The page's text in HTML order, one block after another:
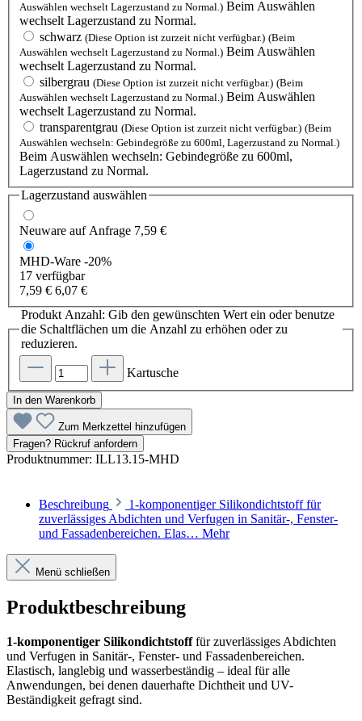
Auswählen wechselt Lagerzustand zu Normal.) Beim Auswählen
wechselt Lagerzustand zu Normal.
schwarz (Diese Option ist zurzeit nicht verfügbar.) (Beim
Auswählen wechselt Lagerzustand zu Normal.) Beim Auswählen
wechselt Lagerzustand zu Normal.
silbergrau (Diese Option ist zurzeit nicht verfügbar.) (Beim
Auswählen wechselt Lagerzustand zu Normal.) Beim Auswählen
wechselt Lagerzustand zu Normal.
transparentgrau (Diese Option ist zurzeit nicht verfügbar.) (Beim
Auswählen wechseln: Gebindegröße zu 600ml, Lagerzustand zu Normal.)
Beim Auswählen wechseln: Gebindegröße zu 600ml,
Lagerzustand zu Normal.
Lagerzustand auswählen
Neuware auf Anfrage 7,59 €
MHD-Ware -20%
17 verfügbar
7,59 € 6,07 €
Produkt Anzahl: Gib den gewünschten Wert ein oder benutze
die Schaltflächen um die Anzahl zu erhöhen oder zu
reduzieren.
Kartusche
In den Warenkorb
Zum Merkzettel hinzufügen
Fragen? Rückruf anfordern
Produktnummer: ILL13.15-MHD
Beschreibung
1-komponentiger Silikondichtstoff für
zuverlässiges Abdichten und Verfugen in Sanitär-, Fenster-
und Fassadenbereichen. Elas… Mehr
Menü schließen
Produktbeschreibung
1-komponentiger Silikondichtstofffür zuverlässiges Abdichten
und Verfugen in Sanitär-, Fenster- und Fassadenbereichen.
Elastisch, langlebig und wasserbeständig – ideal für alle
Anwendungen, bei denen dauerhafte Dichtheit und UV-
Beständigkeit gefragt sind.